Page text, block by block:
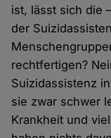
ist, lässt sich die
der
rechtfertigen?
Suizidassistenz
sie zwar schwer
Krankheit und